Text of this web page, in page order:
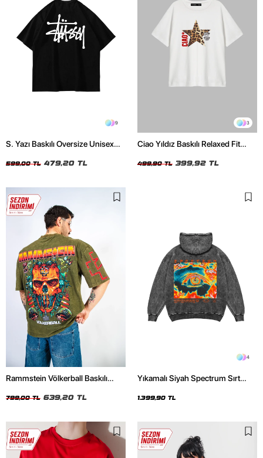
9
S. Yazı Baskılı Oversize Unisex
599,00 TL 479,20 TL
3
Ciao Yıldız Baskılı Relaxed Fit
499,90 TL 399,92 TL
Rammstein Völkerball Baskılı
Tshirt
799,00 TL 639,20 TL
4
Yıkamalı Siyah Spectrum Sırt
1.399,90 TL